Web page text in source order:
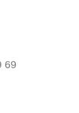
69